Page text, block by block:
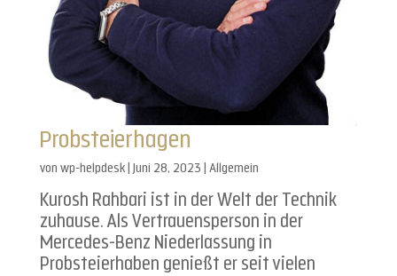
Probsteierhagen
von wp-helpdesk| Juni 28, 2023 | Allgemein
Kurosh Rahbari ist in der Welt der Technik
zuhause. Als Vertrauensperson in der
Mercedes-Benz Niederlassung in
Probsteierhaben genießt er seit vielen